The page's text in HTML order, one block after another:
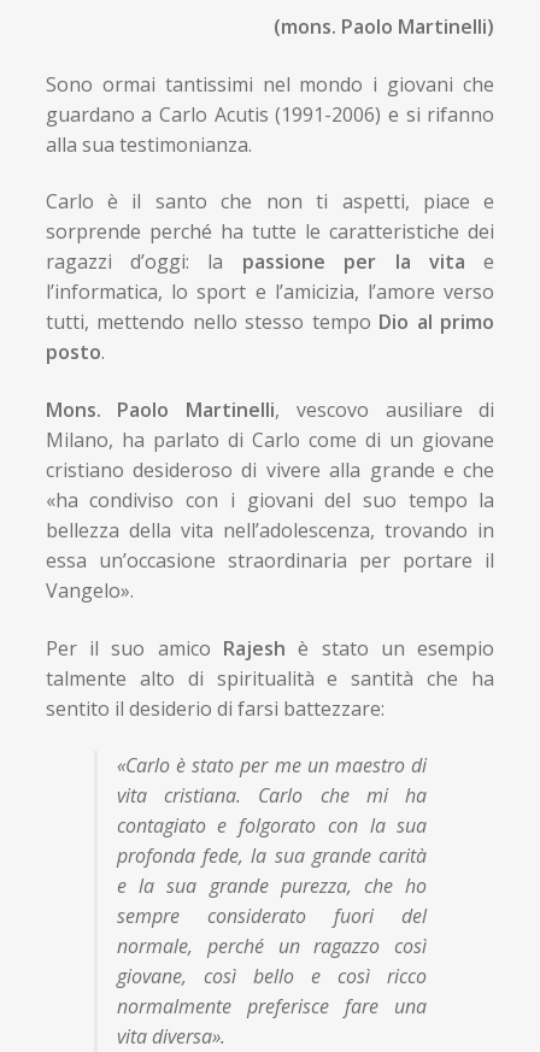
(mons. Paolo Martinelli)
Sono ormai tantissimi nel mondo i giovani che
guardano a Carlo Acutis (1991-2006) e si rifanno
alla sua testimonianza.
Carlo è il santo che non ti aspetti, piace e
sorprende perché ha tutte le caratteristiche dei
ragazzi d’oggi: la passione per la vita e
l’informatica, lo sport e l’amicizia, l’amore verso
tutti, mettendo nello stesso tempo Dio al primo
posto.
Mons. Paolo Martinelli, vescovo ausiliare di
Milano, ha parlato di Carlo come di un giovane
cristiano desideroso di vivere alla grande e che
«ha condiviso con i giovani del suo tempo la
bellezza della vita nell’adolescenza, trovando in
essa un’occasione straordinaria per portare il
Vangelo».
Per il suo amico Rajesh è stato un esempio
talmente alto di spiritualità e santità che ha
sentito il desiderio di farsi battezzare:
«Carlo è stato per me un maestro di
vita cristiana. Carlo che mi ha
contagiato e folgorato con la sua
profonda fede, la sua grande carità
e la sua grande purezza, che ho
sempre considerato fuori del
normale, perché un ragazzo così
giovane, così bello e così ricco
normalmente preferisce fare una
vita diversa».